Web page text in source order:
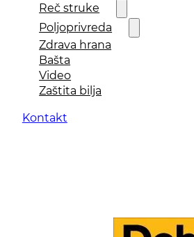
Reč struke
Poljoprivreda
Zdrava hrana
Bašta
Video
Zaštita bilja
Kontakt